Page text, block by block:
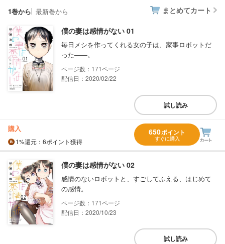
1巻から 最新巻から まとめてカート
僕の妻は感情がない 01
毎日メシを作ってくれる女の子は、家事ロボットだ
った――。
171
配信日：2020/02/22
試し読み
購入
1%還元 ：6ポイント獲得
650ポイント
すぐに購入
僕の妻は感情がない 02
感情のないロボットと、すごしてふえる、はじめて
の感情。
171
配信日：2020/10/23
試し読み